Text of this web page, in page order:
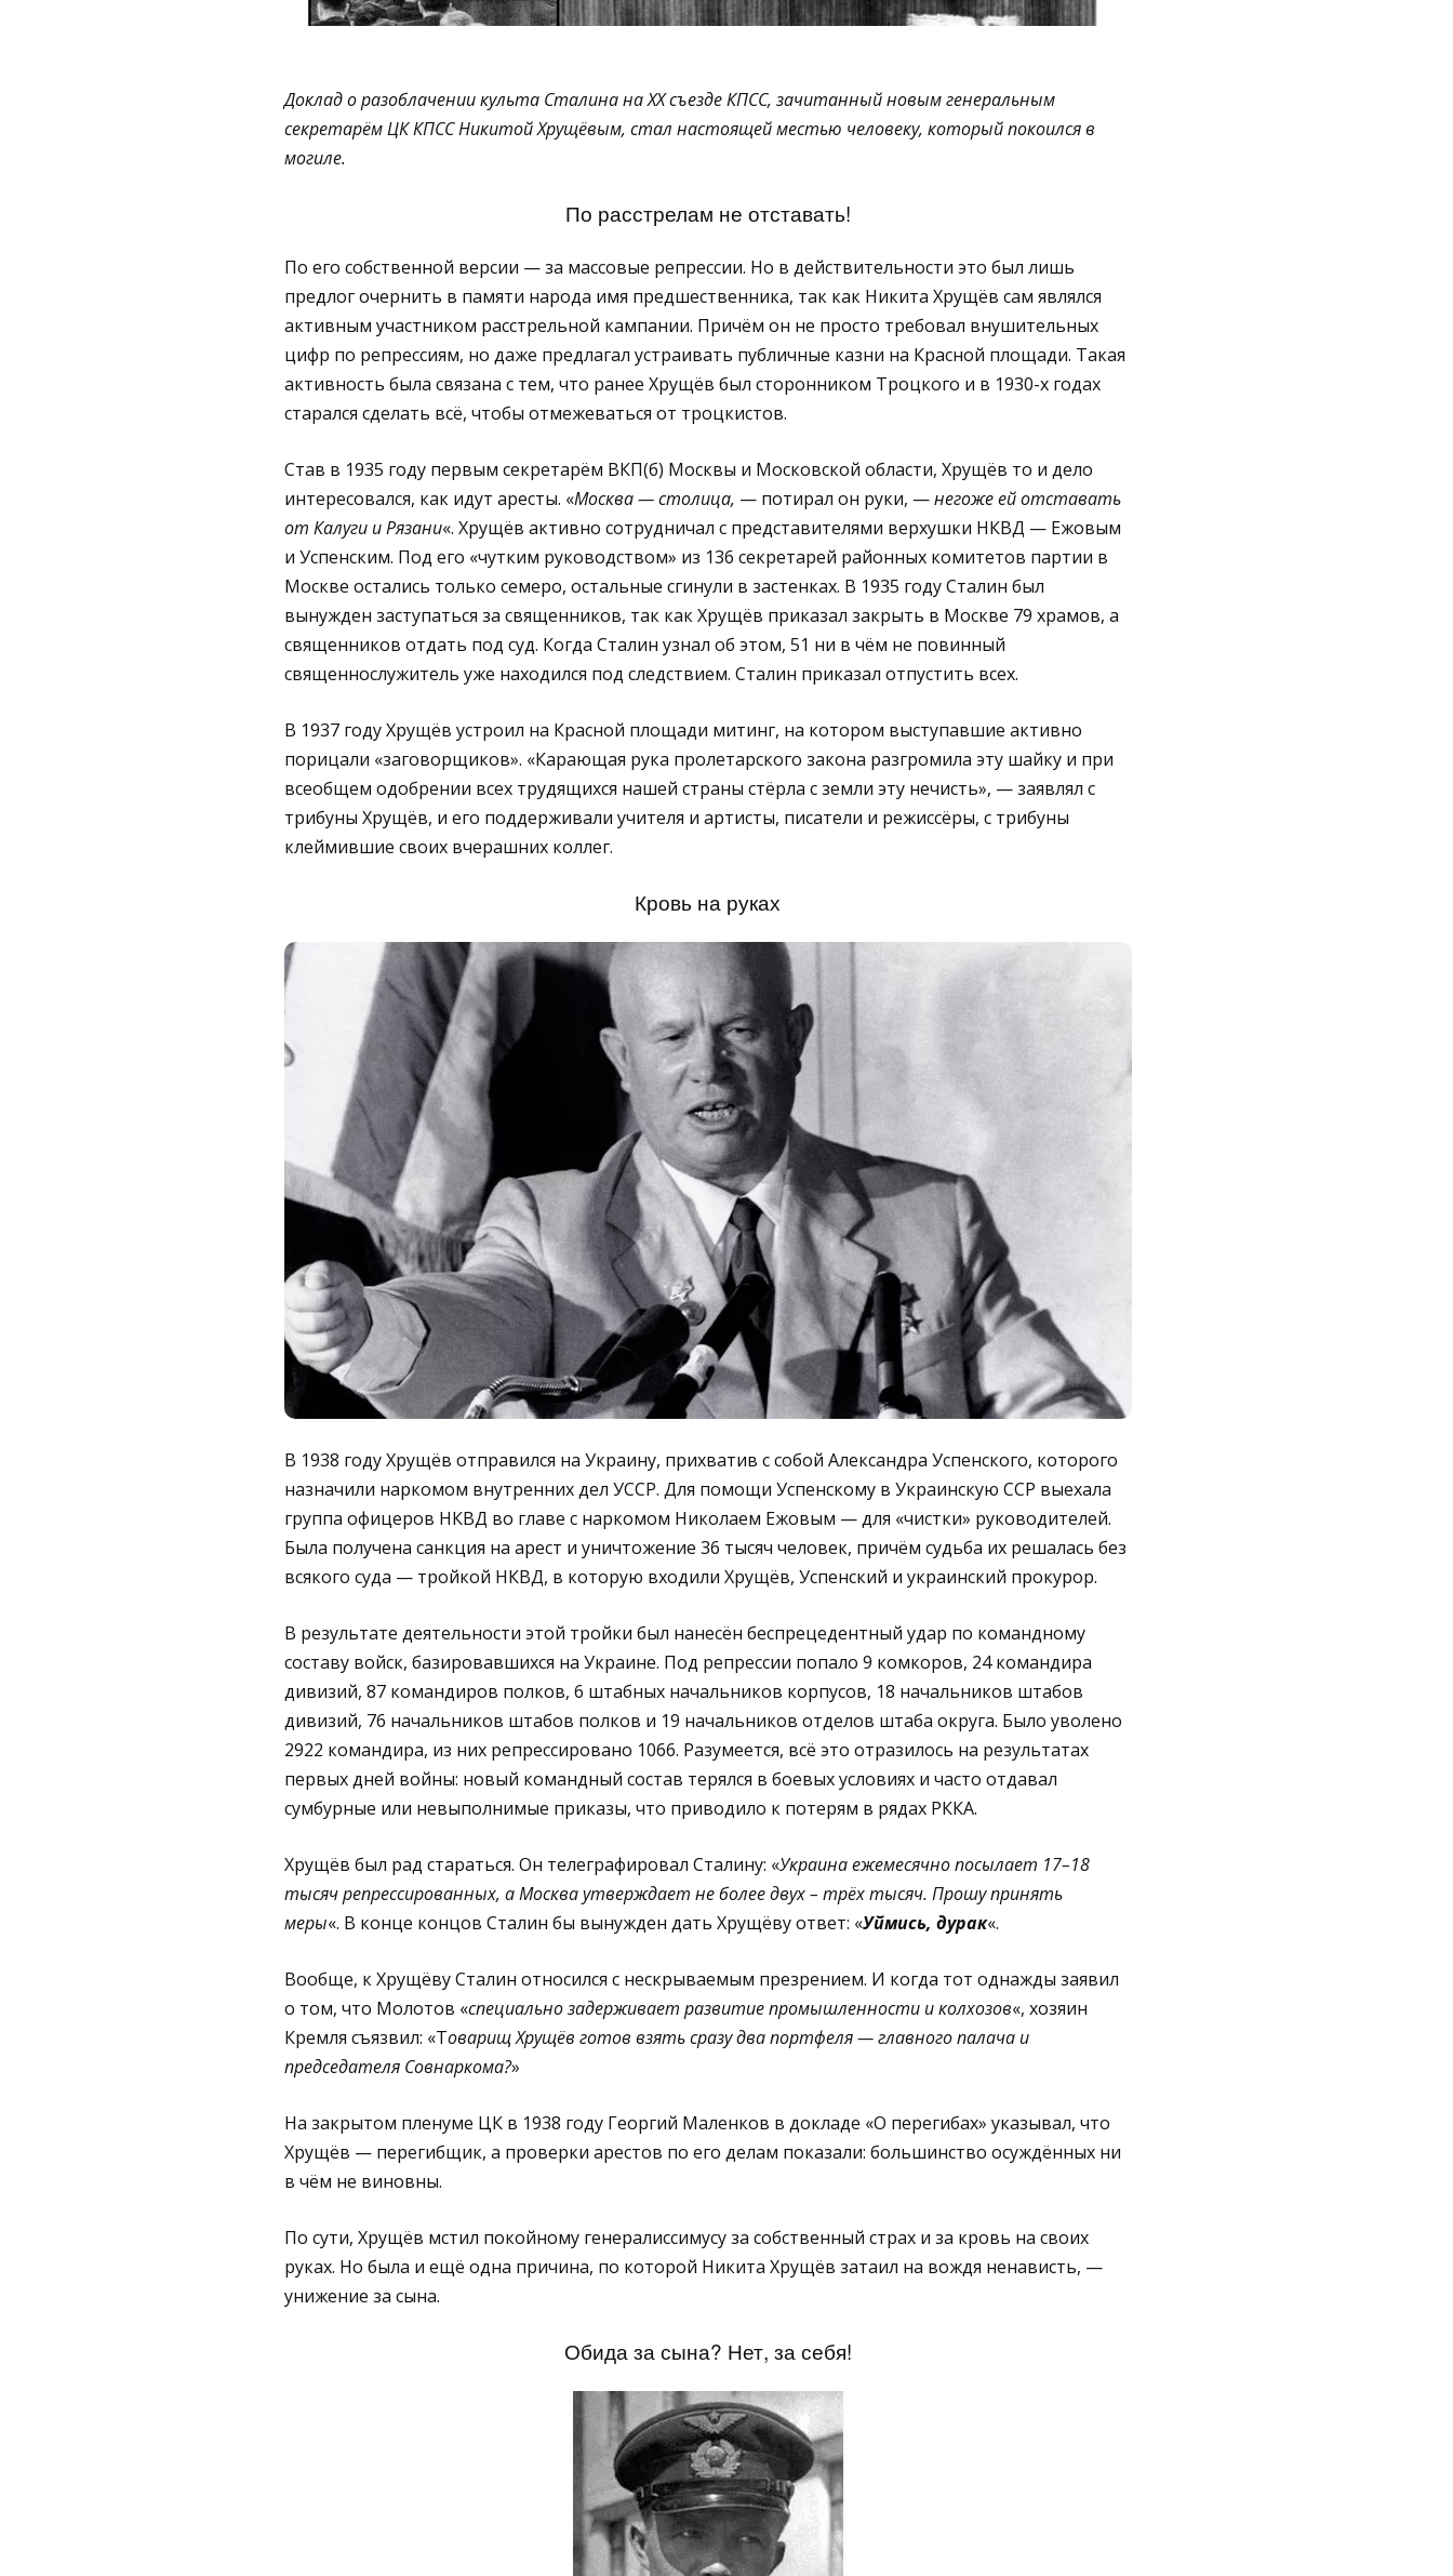
Доклад о разоблачении культа Сталина на XX съезде КПСС, зачитанный новым генеральным
секретарём ЦК КПСС Никитой Хрущёвым, стал настоящей местью человеку, который покоился в
могиле.
По расстрелам не отставать!
По его собственной версии — за массовые репрессии. Но в действительности это был лишь
предлог очернить в памяти народа имя предшественника, так как Никита Хрущёв сам являлся
активным участником расстрельной кампании. Причём он не просто требовал внушительных
цифр по репрессиям, но даже предлагал устраивать публичные казни на Красной площади. Такая
активность была связана с тем, что ранее Хрущёв был сторонником Троцкого и в 1930-х годах
старался сделать всё, чтобы отмежеваться от троцкистов.
Став в 1935 году первым секретарём ВКП(б) Москвы и Московской области, Хрущёв то и дело
интересовался, как идут аресты. «Москва — столица, — потирал он руки, —негоже ей отставать
от Калуги и Рязани«. Хрущёв активно сотрудничал c представителями верхушки НКВД — Ежовым
и Успенским. Под его «чутким руководством» из 136 секретарей районных комитетов партии в
Москве остались только семеро, остальные сгинули в застенках. В 1935 году Сталин был
вынужден заступаться за священников, так как Хрущёв приказал закрыть в Москве 79 храмов, а
священников отдать под суд. Когда Сталин узнал об этом, 51 ни в чём не повинный
священнослужитель уже находился под следствием. Сталин приказал отпустить всех.
В 1937 году Хрущёв устроил на Красной площади митинг, на котором выступавшие активно
порицали «заговорщиков». «Карающая рука пролетарского закона разгромила эту шайку и при
всеобщем одобрении всех трудящихся нашей страны стёрла с земли эту нечисть», — заявлял с
трибуны Хрущёв, и его поддерживали учителя и артисты, писатели и режиссёры, с трибуны
клеймившие своих вчерашних коллег.
Кровь на руках
В 1938 году Хрущёв отправился на Украину, прихватив с собой Александра Успенского, которого
назначили наркомом внутренних дел УССР. Для помощи Успенскому в Украинскую ССР выехала
группа офицеров НКВД во главе с наркомом Николаем Ежовым — для «чистки» руководителей.
Была получена санкция на арест и уничтожение 36 тысяч человек, причём судьба их решалась без
всякого суда — тройкой НКВД, в которую входили Хрущёв, Успенский и украинский прокурор.
В результате деятельности этой тройки был нанесён беспрецедентный удар по командному
составу войск, базировавшихся на Украине. Под репрессии попало 9 комкоров, 24 командира
дивизий, 87 командиров полков, 6 штабных начальников корпусов, 18 начальников штабов
дивизий, 76 начальников штабов полков и 19 начальников отделов штаба округа. Было уволено
2922 командира, из них репрессировано 1066. Разумеется, всё это отразилось на результатах
первых дней войны: новый командный состав терялся в боевых условиях и часто отдавал
сумбурные или невыполнимые приказы, что приводило к потерям в рядах РККА.
Хрущёв был рад стараться. Он телеграфировал Сталину: «Украина ежемесячно посылает 17–18
тысяч репрессированных, а Москва утверждает не более двух – трёх тысяч. Прошу принять
меры«. В конце концов Сталин бы вынужден дать Хрущёву ответ: «Уймись, дурак«.
Вообще, к Хрущёву Сталин относился с нескрываемым презрением. И когда тот однажды заявил
о том, что Молотов «специально задерживает развитие промышленности и колхозов«, хозяин
Кремля съязвил: «Товарищ Хрущёв готов взять сразу два портфеля — главного палача и
председателя Совнаркома?»
На закрытом пленуме ЦК в 1938 году Георгий Маленков в докладе «О перегибах» указывал, что
Хрущёв — перегибщик, а проверки арестов по его делам показали: большинство осуждённых ни
в чём не виновны.
По сути, Хрущёв мстил покойному генералиссимусу за собственный страх и за кровь на своих
руках. Но была и ещё одна причина, по которой Никита Хрущёв затаил на вождя ненависть, —
унижение за сына.
Обида за сына? Нет, за себя!